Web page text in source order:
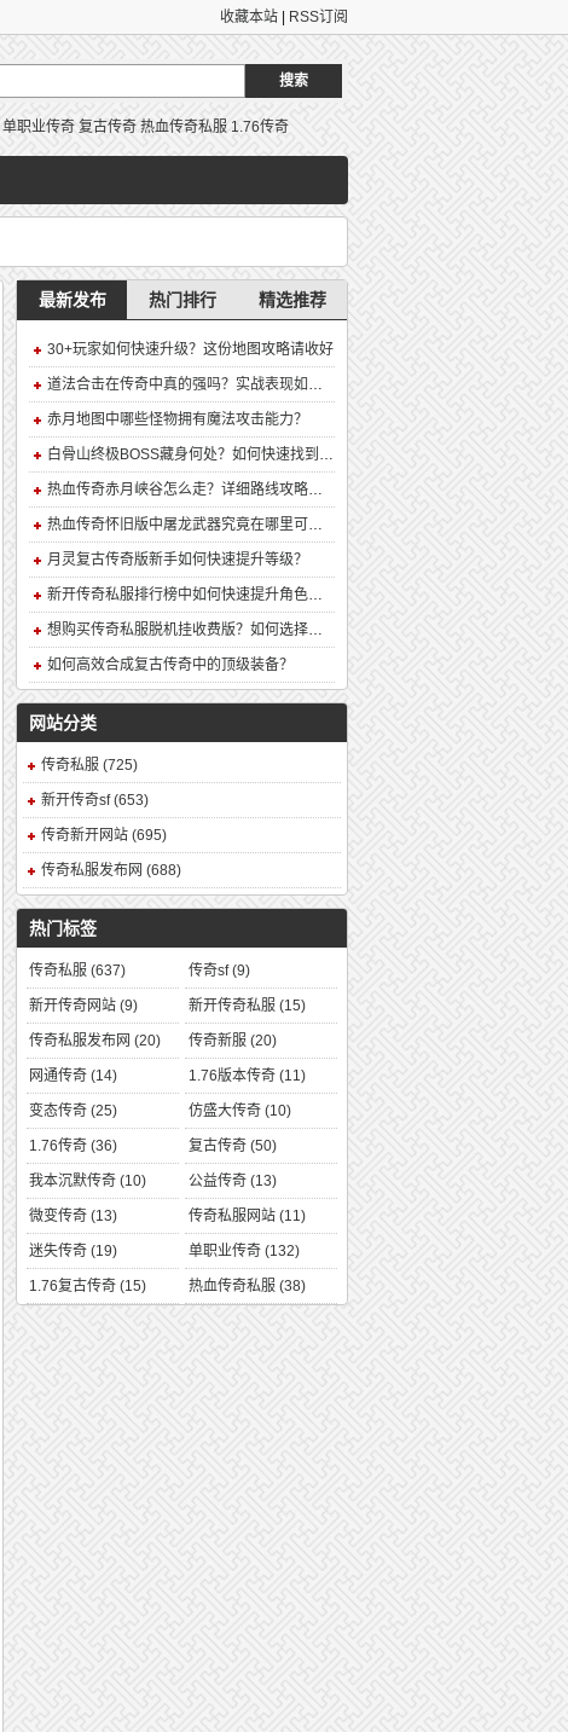
收藏本站 RSS订阅
单职业传奇 复古传奇 热血传奇私服 1.76传奇
最新发布 热门排行 精选推荐
30+玩家如何快速升级？这份地图攻略请收好
道法合击在传奇中真的强吗？实战表现如何？
赤月地图中哪些怪物拥有魔法攻击能力？
白骨山终极BOSS藏身何处？如何快速找到并击败它？
热血传奇赤月峡谷怎么走？详细路线攻略解析
热血传奇怀旧版中屠龙武器究竟在哪里可以合成？
月灵复古传奇版新手如何快速提升等级？
新开传奇私服排行榜中如何快速提升角色战力？
想购买传奇私服脱机挂收费版？如何选择安全可靠的版本？
如何高效合成复古传奇中的顶级装备？
网站分类
传奇私服 (725)
新开传奇sf(653)
传奇新开网站 (695)
传奇私服发布网 (688)
热门标签
传奇私服 (637) 传奇sf(9)
新开传奇网站 (9) 新开传奇私服(15)
传奇私服发布网 (20) 传奇新服(20)
网通传奇 (14) 1.76版本传奇(11)
变态传奇 (25) 仿盛大传奇(10)
1.76传奇 (36) 复古传奇(50)
我本沉默传奇 (10) 公益传奇(13)
微变传奇 (13) 传奇私服网站(11)
迷失传奇 (19) 单职业传奇(132)
1.76复古传奇 (15) 热血传奇私服(38)